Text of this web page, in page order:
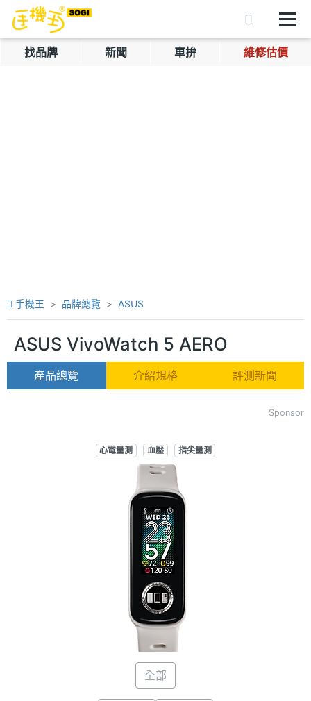
找品牌 新聞 車拚 維修估價
手機王 品牌總覽 ASUS
ASUS VivoWatch 5 AERO
產品總覽 介紹規格 評測新聞
Sponsor
心電量測 血壓 指尖量測
全部